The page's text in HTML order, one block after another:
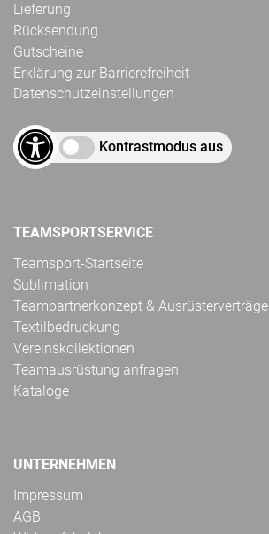
Lieferung
Rücksendung
Gutscheine
Erklärung zur Barrierefreiheit
Datenschutzeinstellungen
Kontrastmodus aus
TEAMSPORTSERVICE
Teamsport-Startseite
Sublimation
Teampartnerkonzept & Ausrüsterverträge
Textilbedruckung
Vereinskollektionen
Teamausrüstung anfragen
Kataloge
UNTERNEHMEN
Impressum
AGB